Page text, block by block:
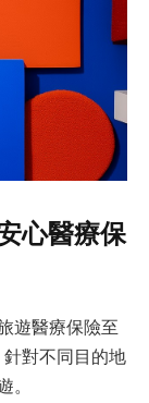
心醫療保
遊醫療保險至
對不同目的地
。